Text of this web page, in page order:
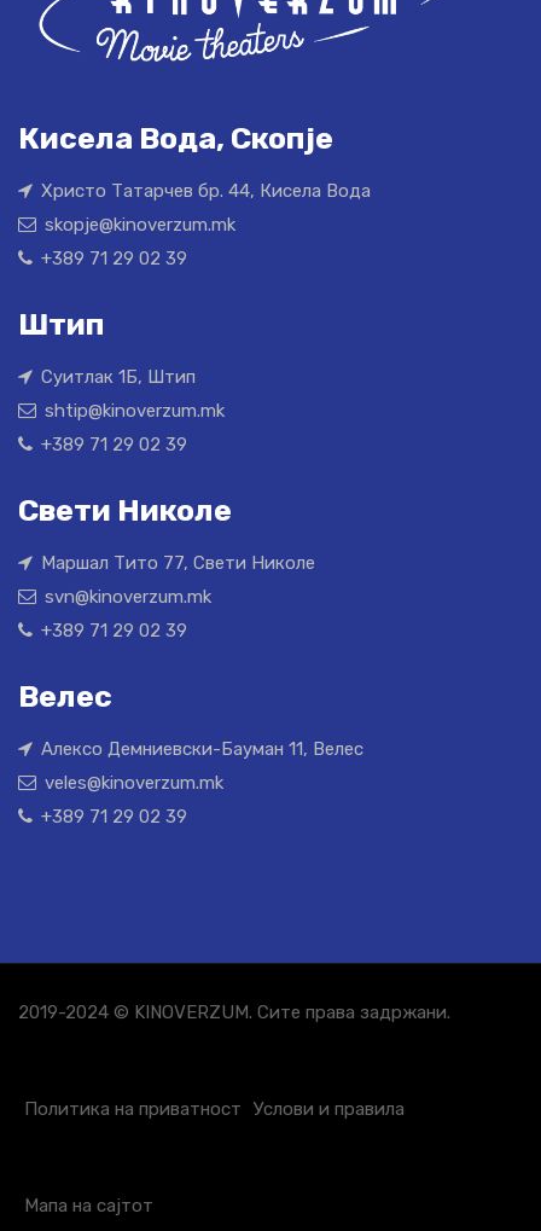
Кисела Вода, Скопје
Христо Татарчев бр. 44, Кисела Вода
skopje@kinoverzum.mk
+389 71 29 02 39
Штип
Суитлак 1Б, Штип
shtip@kinoverzum.mk
+389 71 29 02 39
Свети Николе
Маршал Тито 77, Свети Николе
svn@kinoverzum.mk
+389 71 29 02 39
Велес
Алексо Демниевски-Бауман 11, Велес
veles@kinoverzum.mk
+389 71 29 02 39
2019-2024 © KINOVERZUM. Сите права задржани.
Политика на приватност Услови и правила
Мапа на сајтот